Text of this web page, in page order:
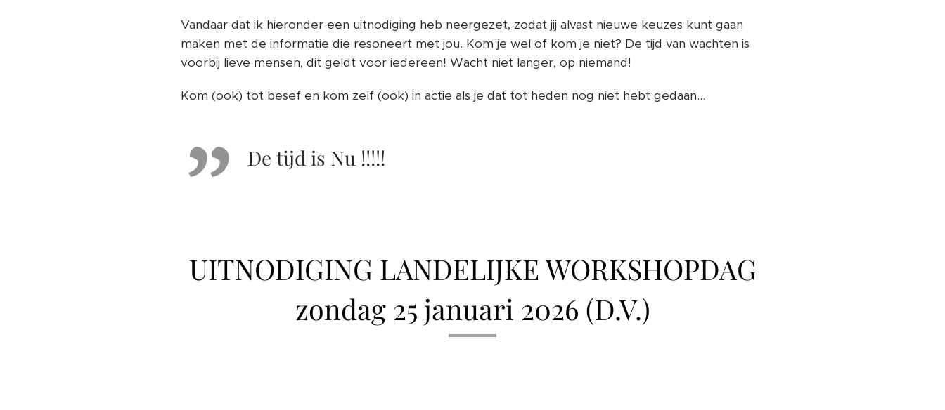
Vandaar dat ik hieronder een uitnodiging heb neergezet, zodat jij alvast nieuwe keuzes kunt gaan
maken met de informatie die resoneert met jou. Kom je wel of kom je niet? De tijd van wachten is
voorbij lieve mensen, dit geldt voor iedereen! Wacht niet langer, op niemand!
Kom (ook) tot besef en kom zelf (ook) in actie als je dat tot heden nog niet hebt gedaan...
De tijd is Nu !!!!!
UITNODIGING LANDELIJKE WORKSHOPDAG
zondag 25 januari 2026 (D.V.)